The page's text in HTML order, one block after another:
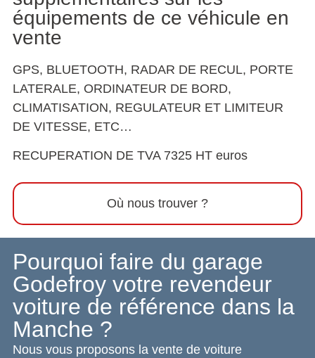
Où nous trouver ?
équipements de ce véhicule en
vente
GPS, BLUETOOTH, RADAR DE RECUL, PORTE
LATERALE, ORDINATEUR DE BORD,
CLIMATISATION, REGULATEUR ET LIMITEUR
DE VITESSE, ETC…
RECUPERATION DE TVA 7325 HT euros
Pourquoi faire du garage
Godefroy votre revendeur
voiture de référence dans la
Manche ?
Nous vous proposons la vente de voiture